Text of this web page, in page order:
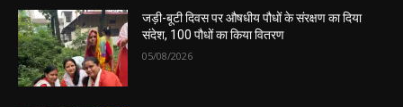
जड़ी-बूटी दिवस पर औषधीय पौधों के संरक्षण का दिया
संदेश, 100 पौधों का किया वितरण
05/08/2026